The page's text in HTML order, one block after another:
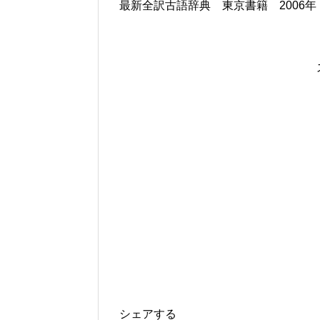
最新全訳古語辞典 東京書籍 2006年
シェアする